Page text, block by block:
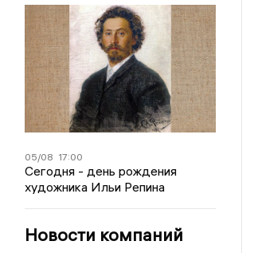
05/08 17:00
Сегодня - день рождения
художника Ильи Репина
Новости компаний